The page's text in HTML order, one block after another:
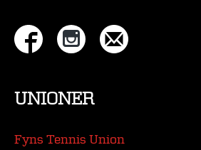
UNIONER
Fyns Tennis Union